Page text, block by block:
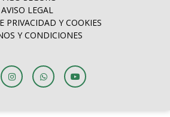
AVISO LEGAL
PRIVACIDAD Y COOKIES
Y CONDICIONES